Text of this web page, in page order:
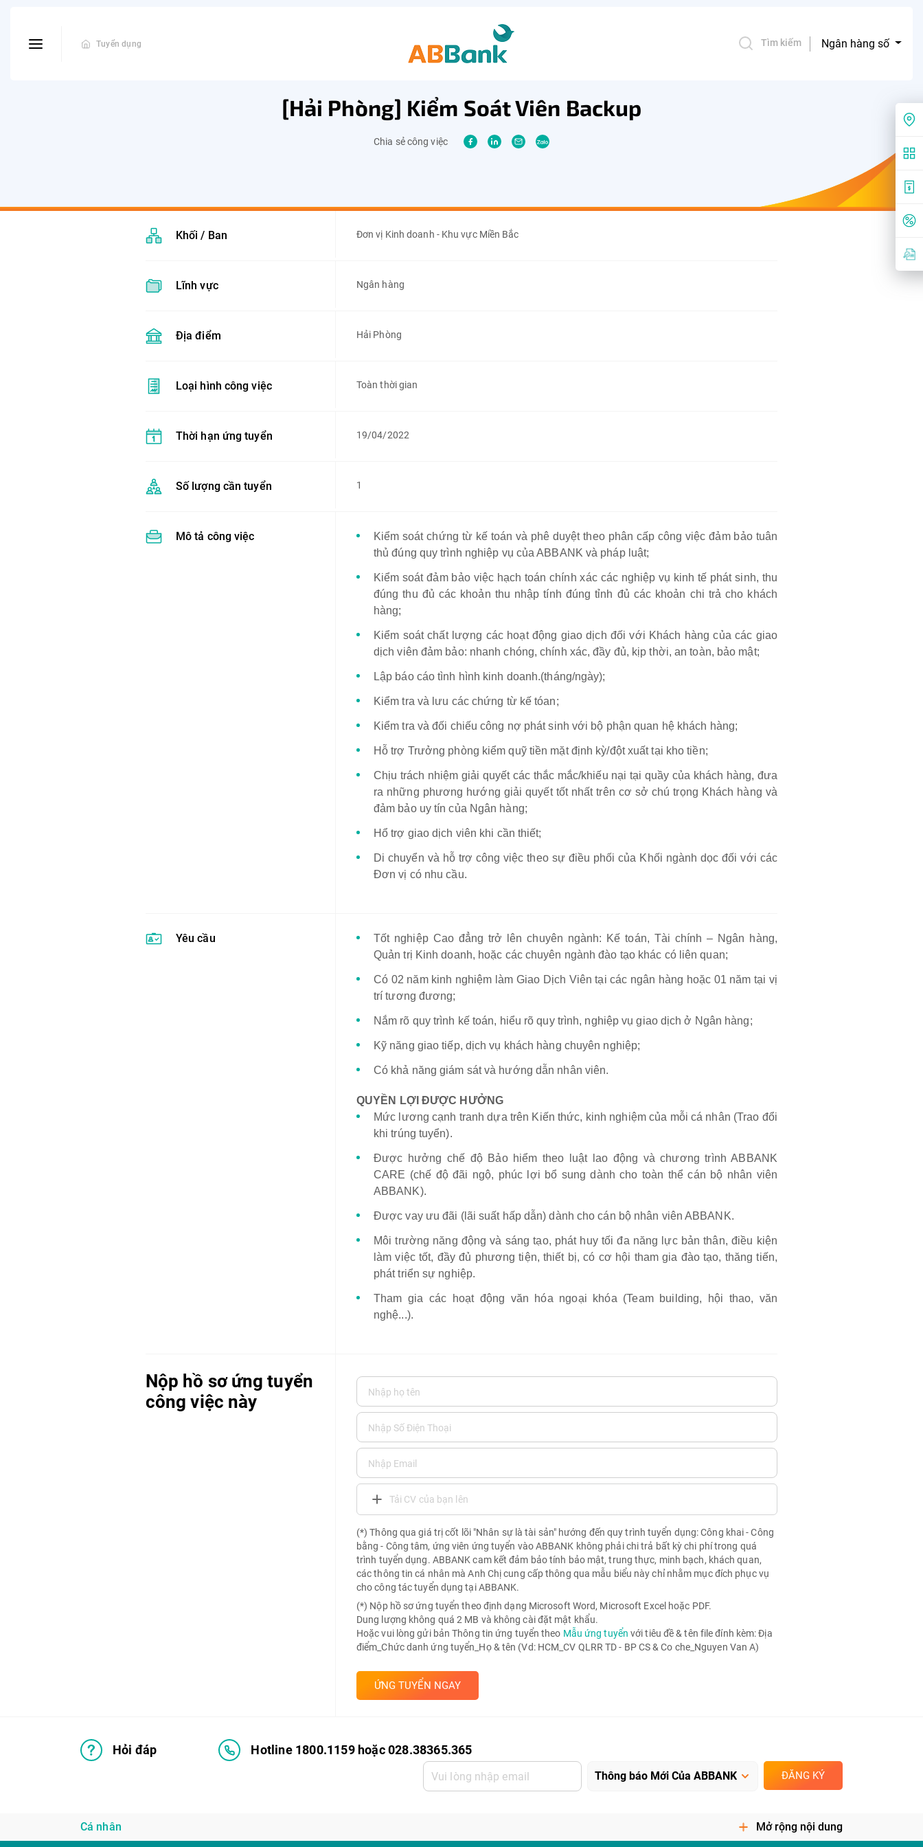
Tuyển dụng Tìm kiếm Ngân hàng số
[Hải Phòng] Kiểm Soát Viên Backup
Chia sẻ công việc
Khối / Ban Đơn vị Kinh doanh - Khu vực Miền Bắc
Lĩnh vực Ngân hàng
Địa điểm Hải Phòng
Loại hình công việc Toàn thời gian
Thời hạn ứng tuyển 19/04/2022
Số lượng cần tuyển 1
Mô tả công việc
Kiểm soát chứng từ kế toán và phê duyệt theo phân cấp công việc đảm bảo tuân
thủ đúng quy trình nghiệp vụ của ABBANK và pháp luật;
Kiểm soát đảm bảo việc hạch toán chính xác các nghiệp vụ kinh tế phát sinh, thu
đúng thu đủ các khoản thu nhập tính đúng tỉnh đủ các khoản chi trả cho khách
hàng;
Kiểm soát chất lượng các hoạt động giao dịch đối với Khách hàng của các giao
dịch viên đảm bảo: nhanh chóng, chính xác, đầy đủ, kịp thời, an toàn, bảo mật;
Lập báo cáo tình hình kinh doanh.(tháng/ngày);
Kiểm tra và lưu các chứng từ kế tóan;
Kiểm tra và đối chiếu công nợ phát sinh với bộ phận quan hệ khách hàng;
Hỗ trợ Trưởng phòng kiểm quỹ tiền mặt định kỳ/đột xuất tại kho tiền;
Chịu trách nhiệm giải quyết các thắc mắc/khiếu nại tại quầy của khách hàng, đưa
ra những phương hướng giải quyết tốt nhất trên cơ sở chú trọng Khách hàng và
đảm bảo uy tín của Ngân hàng;
Hổ trợ giao dịch viên khi cần thiết;
Di chuyển và hỗ trợ công việc theo sự điều phối của Khối ngành dọc đối với các
Đơn vị có nhu cầu.
Yêu cầu
Tốt nghiệp Cao đẳng trở lên chuyên ngành: Kế toán, Tài chính – Ngân hàng,
Quản trị Kinh doanh, hoặc các chuyên ngành đào tạo khác có liên quan;
Có 02 năm kinh nghiệm làm Giao Dịch Viên tại các ngân hàng hoặc 01 năm tại vị
trí tương đương;
Nắm rõ quy trình kế toán, hiểu rõ quy trình, nghiệp vụ giao dịch ở Ngân hàng;
Kỹ năng giao tiếp, dịch vụ khách hàng chuyên nghiệp;
Có khả năng giám sát và hướng dẫn nhân viên.
QUYỀN LỢI ĐƯỢC HƯỞNG
Mức lương cạnh tranh dựa trên Kiến thức, kinh nghiệm của mỗi cá nhân (Trao đổi
khi trúng tuyển).
Được hưởng chế độ Bảo hiểm theo luật lao động và chương trình ABBANK
CARE (chế độ đãi ngộ, phúc lợi bổ sung dành cho toàn thể cán bộ nhân viên
ABBANK).
Được vay ưu đãi (lãi suất hấp dẫn) dành cho cán bộ nhân viên ABBANK.
Môi trường năng động và sáng tạo, phát huy tối đa năng lực bản thân, điều kiện
làm việc tốt, đầy đủ phương tiện, thiết bị, có cơ hội tham gia đào tạo, thăng tiến,
phát triển sự nghiệp.
Tham gia các hoạt động văn hóa ngoại khóa (Team building, hội thao, văn
nghệ...).
Nộp hồ sơ ứng tuyển
công việc này
Tải CV của bạn lên
(*) Thông qua giá trị cốt lõi "Nhân sự là tài sản" hướng đến quy trình tuyển dụng: Công khai - Công
bằng - Công tâm, ứng viên ứng tuyển vào ABBANK không phải chi trả bất kỳ chi phí trong quá
trình tuyển dụng. ABBANK cam kết đảm bảo tính bảo mật, trung thực, minh bạch, khách quan,
các thông tin cá nhân mà Anh Chị cung cấp thông qua mẫu biểu này chỉ nhằm mục đích phục vụ
cho công tác tuyển dụng tại ABBANK.
(*) Nộp hồ sơ ứng tuyển theo định dạng Microsoft Word, Microsoft Excel hoặc PDF.
Dung lượng không quá 2 MB và không cài đặt mật khẩu.
Hoặc vui lòng gửi bản Thông tin ứng tuyển theo Mẫu ứng tuyển với tiêu đề & tên file đính kèm: Địa
điểm_Chức danh ứng tuyển_Họ & tên (Vd: HCM_CV QLRR TD - BP CS & Co che_Nguyen Van A)
ỨNG TUYỂN NGAY
Hỏi đáp Hotline 1800.1159 hoặc 028.38365.365
ĐĂNG KÝ
Cá nhân Mở rộng nội dung